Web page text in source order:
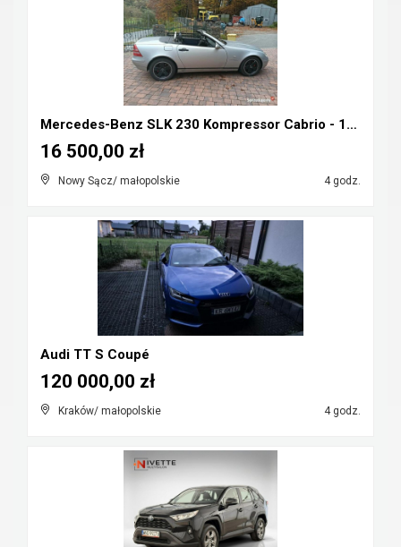
Mercedes-Benz SLK 230 Kompressor Cabrio - 1998r ka...
Nowy Sącz/ małopolskie 4 godz.
16 500,00 zł
Audi TT S Coupé
Kraków/ małopolskie 4 godz.
120 000,00 zł